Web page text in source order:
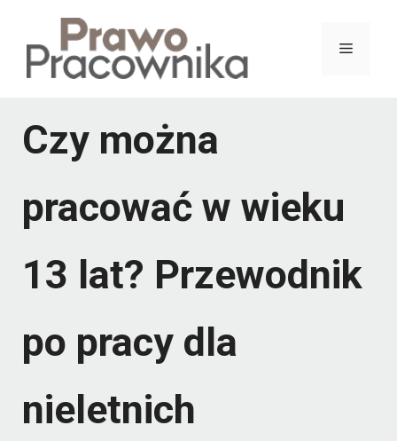
treści
Menu
Czy można
pracować w wieku
13 lat? Przewodnik
po pracy dla
nieletnich